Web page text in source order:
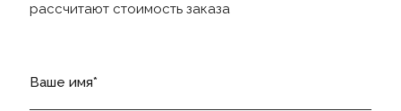
рассчитают стоимость заказа
Ваше имя